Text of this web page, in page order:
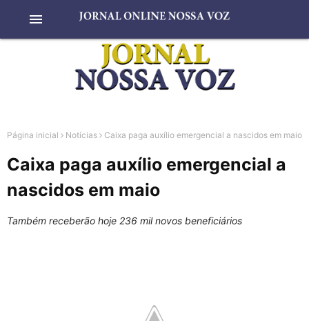
menu
Página inicial Notícias Caixa paga auxílio emergencial a nascidos em maio
Caixa paga auxílio emergencial a
nascidos em maio
Também receberão hoje 236 mil novos beneficiários